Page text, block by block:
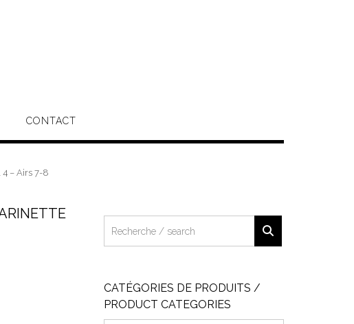
CONTACT
4 – Airs 7-8
CATÉGORIES DE PRODUITS /
PRODUCT CATEGORIES